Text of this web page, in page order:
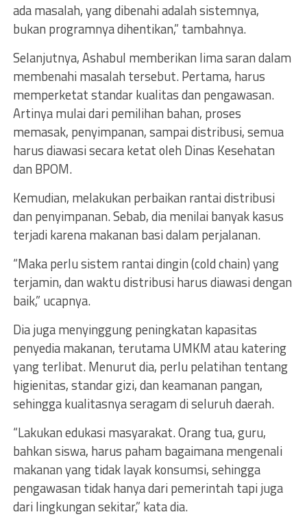
ada masalah, yang dibenahi adalah sistemnya,
bukan programnya dihentikan,” tambahnya.
Selanjutnya, Ashabul memberikan lima saran dalam
membenahi masalah tersebut. Pertama, harus
memperketat standar kualitas dan pengawasan.
Artinya mulai dari pemilihan bahan, proses
memasak, penyimpanan, sampai distribusi, semua
harus diawasi secara ketat oleh Dinas Kesehatan
dan BPOM.
Kemudian, melakukan perbaikan rantai distribusi
dan penyimpanan. Sebab, dia menilai banyak kasus
terjadi karena makanan basi dalam perjalanan.
“Maka perlu sistem rantai dingin (cold chain) yang
terjamin, dan waktu distribusi harus diawasi dengan
baik,” ucapnya.
Dia juga menyinggung peningkatan kapasitas
penyedia makanan, terutama UMKM atau katering
yang terlibat. Menurut dia, perlu pelatihan tentang
higienitas, standar gizi, dan keamanan pangan,
sehingga kualitasnya seragam di seluruh daerah.
“Lakukan edukasi masyarakat. Orang tua, guru,
bahkan siswa, harus paham bagaimana mengenali
makanan yang tidak layak konsumsi, sehingga
pengawasan tidak hanya dari pemerintah tapi juga
dari lingkungan sekitar,” kata dia.